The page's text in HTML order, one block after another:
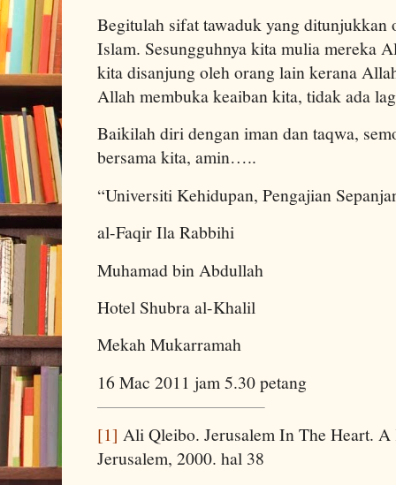
Begitulah sifat tawaduk yang
Islam. Sesungguhnya kita mulia mereka
kita disanjung oleh orang lain kerana
Allah membuka keaiban kita, tidak ada
Baikilah diri dengan iman dan taqwa,
bersama kita, amin…..
“Universiti Kehidupan, Pengajian
al-Faqir Ila Rabbihi
Muhamad bin Abdullah
Hotel Shubra al-Khalil
Mekah Mukarramah
16 Mac 2011 jam 5.30 petang
[1] Ali Qleibo. Jerusalem In The Heart.
Jerusalem, 2000. hal 38